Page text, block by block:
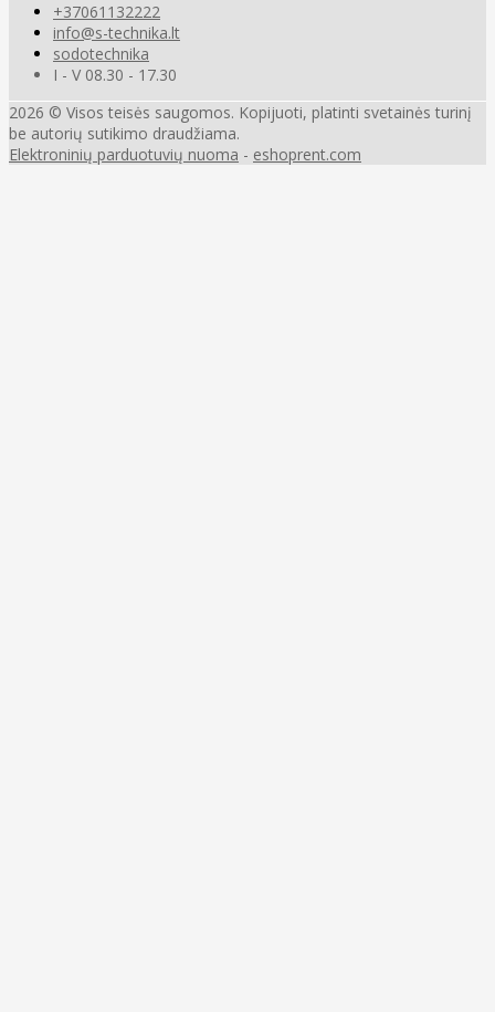
+37061132222
info@s-technika.lt
sodotechnika
I - V 08.30 - 17.30
2026 © Visos teisės saugomos. Kopijuoti, platinti svetainės turinį
be autorių sutikimo draudžiama.
Elektroninių parduotuvių nuoma - eshoprent.com